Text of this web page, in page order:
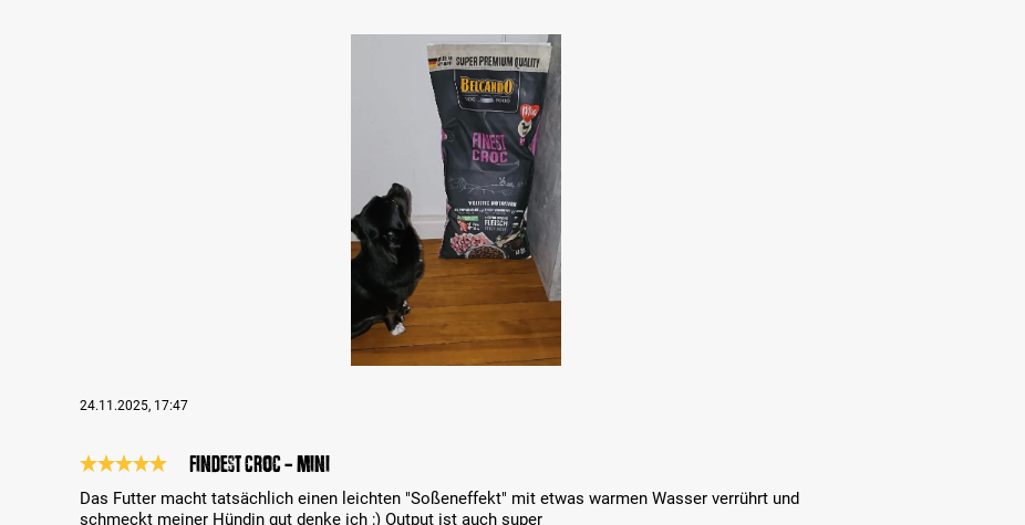
24.11.2025, 17:47
Findest Croc - Mini
Das Futter macht tatsächlich einen leichten "Soßeneffekt" mit etwas warmen Wasser verrührt und
schmeckt meiner Hündin gut denke ich ;) Output ist auch super